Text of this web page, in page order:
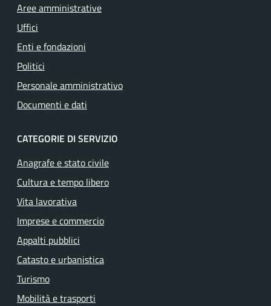
Aree amministrative
Uffici
Enti e fondazioni
Politici
Personale amministrativo
Documenti e dati
CATEGORIE DI SERVIZIO
Anagrafe e stato civile
Cultura e tempo libero
Vita lavorativa
Imprese e commercio
Appalti pubblici
Catasto e urbanistica
Turismo
Mobilità e trasporti